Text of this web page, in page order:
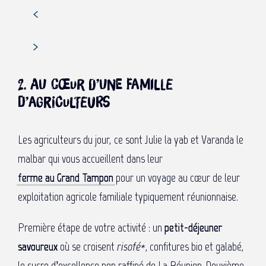
2. Au cœur d’une famille
d’agriculteurs
Les agriculteurs du jour, ce sont Julie la yab et Varanda le
malbar qui vous accueillent dans leur
ferme au Grand Tampon pour un voyage au cœur de leur
exploitation agricole familiale typiquement réunionnaise.
Première étape de votre activité : un petit-déjeuner
savoureux où se croisent risofé*, confitures bio et galabé,